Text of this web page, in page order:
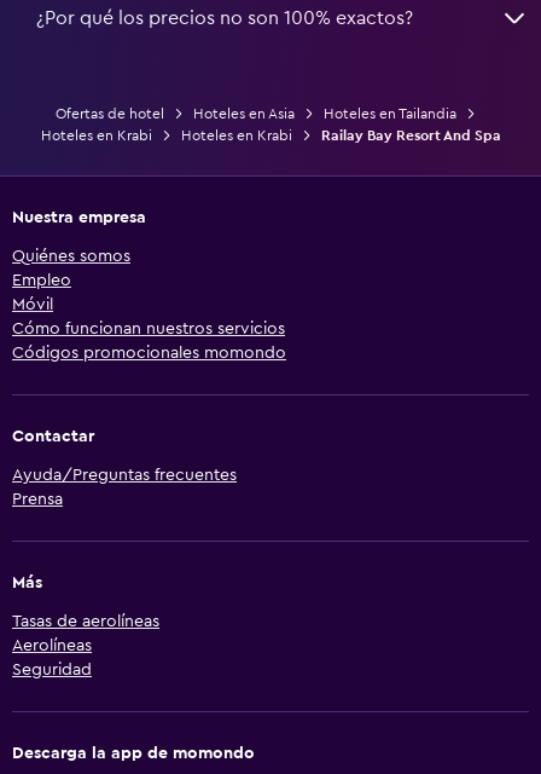
¿Por qué los precios no son 100% exactos?
Ofertas de hotel Hoteles en Asia
Hoteles en Tailandia
Hoteles en Krabi
Hoteles en Krabi Railay Bay Resort And Spa
Nuestra empresa
Quiénes somos
Empleo
Móvil
Cómo funcionan nuestros servicios
Códigos promocionales momondo
Contactar
Ayuda/Preguntas frecuentes
Prensa
Más
Tasas de aerolíneas
Aerolíneas
Seguridad
Descarga la app de momondo